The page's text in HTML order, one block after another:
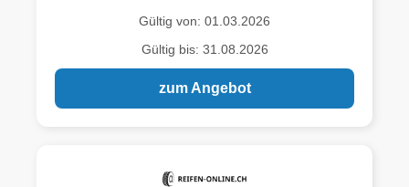
Gültig von: 01.03.2026
Gültig bis: 31.08.2026
zum Angebot